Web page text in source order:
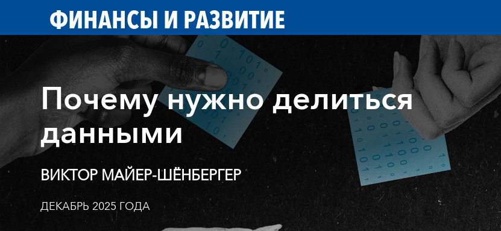
ФИНАНСЫ И РАЗВИТИЕ
Почему нужно делиться
данными
ВИКТОР МАЙЕР-ШЁНБЕРГЕР
ДЕКАБРЬ 2025 ГОДА